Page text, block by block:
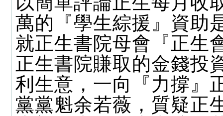
萬的『學生綜援』資助
就正生書院母會『正生
正生書院賺取的金錢投
利生意，一向『力撐』
黨黨魁余若薇，質疑正